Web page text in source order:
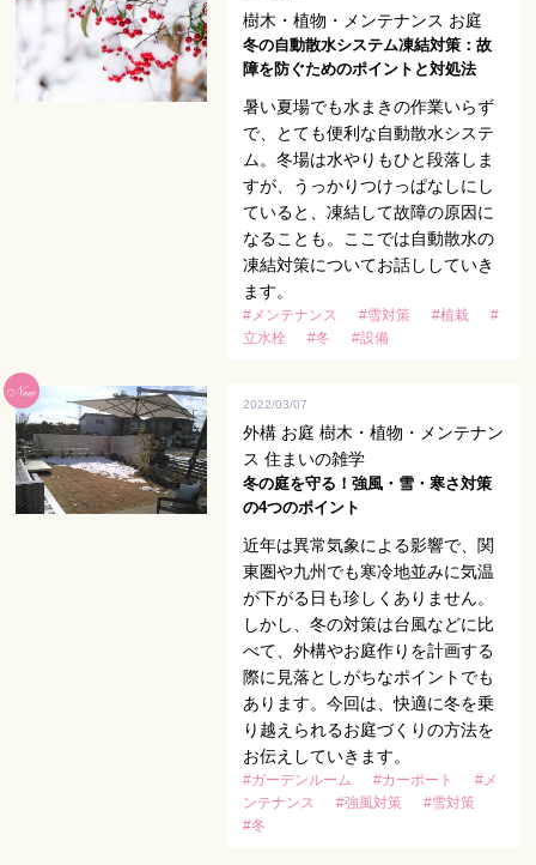
樹木・植物・メンテナンス お庭
冬の自動散水システム凍結対策：故
障を防ぐためのポイントと対処法
暑い夏場でも水まきの作業いらず
で、とても便利な自動散水システ
ム。冬場は水やりもひと段落しま
すが、うっかりつけっぱなしにし
ていると、凍結して故障の原因に
なることも。ここでは自動散水の
凍結対策についてお話ししていき
ます。
#メンテナンス #雪対策 #植栽
#
立水栓
#冬 #設備
2022/03/07
外構 お庭 樹木・植物・メンテナン
ス 住まいの雑学
冬の庭を守る！強風・雪・寒さ対策
の4つのポイント
近年は異常気象による影響で、関
東圏や九州でも寒冷地並みに気温
が下がる日も珍しくありません。
しかし、冬の対策は台風などに比
べて、外構やお庭作りを計画する
際に見落としがちなポイントでも
あります。今回は、快適に冬を乗
り越えられるお庭づくりの方法を
お伝えしていきます。
#ガーデンルーム #カーポート
#メ
ンテナンス
#強風対策
#雪対策
#冬